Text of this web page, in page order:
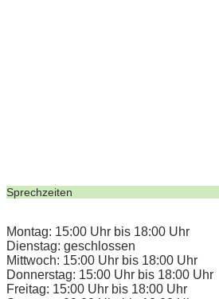
Sprechzeiten
Montag: 15:00 Uhr bis 18:00 Uhr
Dienstag: geschlossen
Mittwoch: 15:00 Uhr bis 18:00 Uhr
Donnerstag: 15:00 Uhr bis 18:00 Uhr
Freitag: 15:00 Uhr bis 18:00 Uhr